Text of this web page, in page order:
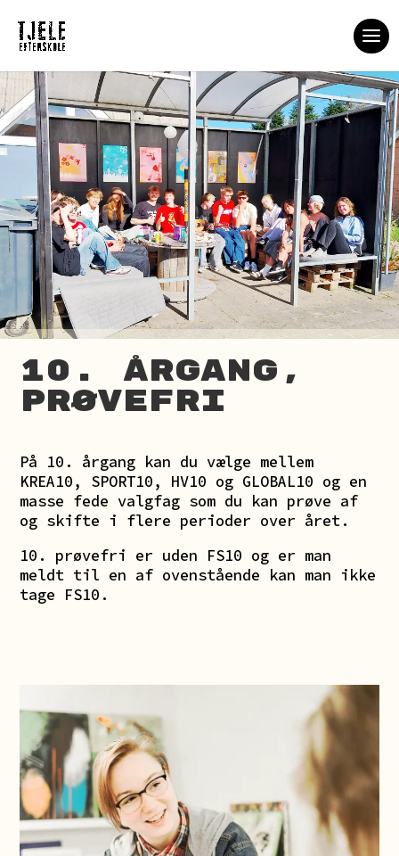
10. årgang,
prøvefri
På 10. årgang kan du vælge mellem
KREA10, SPORT10, HV10 og GLOBAL10 og en
masse fede valgfag som du kan prøve af
og skifte i flere perioder over året.
10. prøvefri er uden FS10 og er man
meldt til en af ovenstående kan man ikke
tage FS10.